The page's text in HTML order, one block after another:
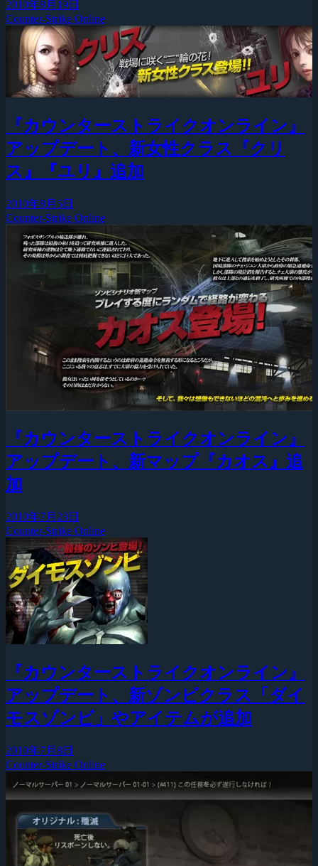
2010年8月19日
Counter-Strike Online
『カウンターストライクオンライン』
アップデート、新女性クラス『クリ
ス』『ユリ』追加
2010年8月5日
Counter-Strike Online
『カウンターストライクオンライン』
アップデート、新マップ『カオス』追
加
2010年7月23日
Counter-Strike Online
『カウンターストライクオンライン』
アップデート、新ゾンビクラス「ダイ
モスゾンビ」やアイテムが追加
2010年7月8日
Counter-Strike Online